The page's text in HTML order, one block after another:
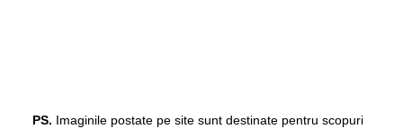
PS. Imaginile postate pe site sunt destinate pentru scopuri